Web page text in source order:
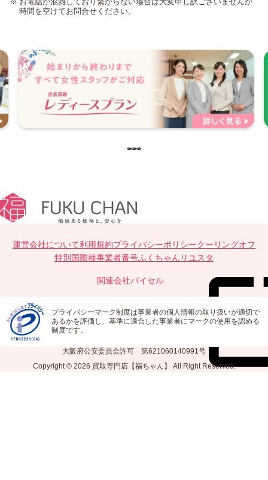
時間を空けてお問合せください。
運営会社について利用規約プライバシーポリシークーリングオフ
特別国際種事業者番号ふくちゃんリユスタ
関連会社バイセル
プライバシーマーク制度は事業者の個人情報の取り扱いが適切で
あるかを評価し、基準に適合した事業者にマークの使用を認める
制度です。
大阪府公安委員会許可 第621060140991号
Copyright © 2026 買取専門店【福ちゃん】 All Right Reserved.